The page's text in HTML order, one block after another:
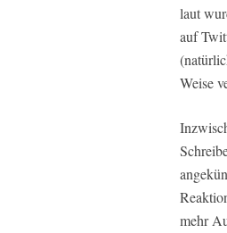
laut
auf
Weise
mehr